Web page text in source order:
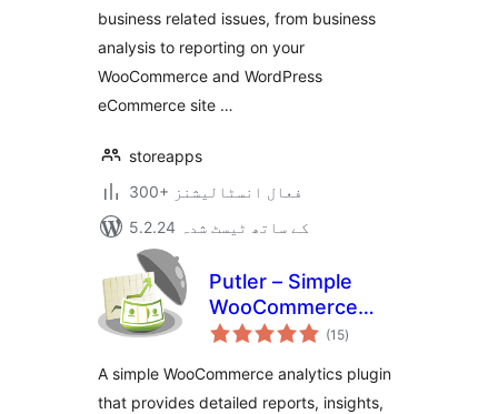
business related issues, from business
analysis to reporting on your
WooCommerce and WordPress
eCommerce site …
storeapps
300+ فعال انسٹالیشنز
5.2.24 کے ساتھ ٹیسٹ شدہ
Putler – Simple
WooCommerce
Analytics for your
(15مجموعی
درجہ
)
A simple WooCommerce analytics plugin
that provides detailed reports, insights,